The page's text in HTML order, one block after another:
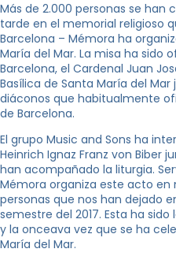
Más de 2.000 personas se han
tarde en el memorial religioso
Barcelona – Mémora ha
María del Mar. La misa ha sido
Barcelona, el Cardenal Juan
Basílica de Santa María del
diáconos que habitualmente
de Barcelona.
El grupo Music and Sons ha
Heinrich Ignaz Franz von Biber
han acompañado la liturgia.
Mémora organiza este acto
personas que nos han dejado
semestre del 2017. Esta ha sido
y la onceava vez que se ha
María del Mar.